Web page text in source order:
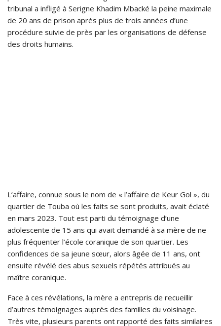
tribunal a infligé à Serigne Khadim Mbacké la peine maximale
de 20 ans de prison après plus de trois années d’une
procédure suivie de près par les organisations de défense
des droits humains.
L’affaire, connue sous le nom de « l’affaire de Keur Gol », du
quartier de Touba où les faits se sont produits, avait éclaté
en mars 2023. Tout est parti du témoignage d’une
adolescente de 15 ans qui avait demandé à sa mère de ne
plus fréquenter l’école coranique de son quartier. Les
confidences de sa jeune sœur, alors âgée de 11 ans, ont
ensuite révélé des abus sexuels répétés attribués au
maître coranique.
Face à ces révélations, la mère a entrepris de recueillir
d’autres témoignages auprès des familles du voisinage.
Très vite, plusieurs parents ont rapporté des faits similaires